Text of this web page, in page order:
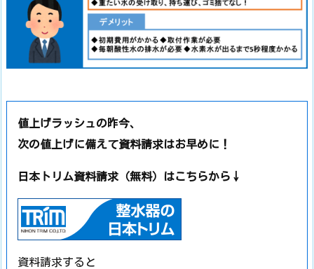
値上げラッシュの昨今、
次の値上げに備えて資料請求はお早めに！
日本トリム資料請求（無料）はこちらから↓
資料請求すると